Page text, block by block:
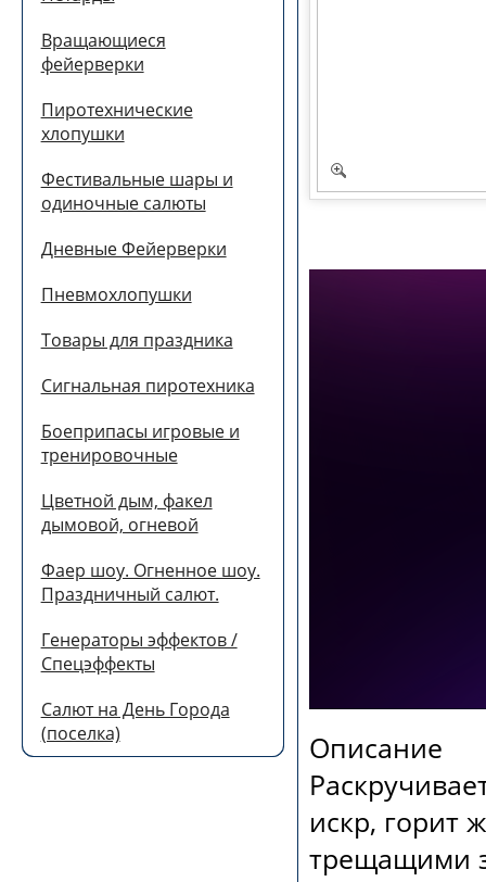
Вращающиеся
фейерверки
Пиротехнические
хлопушки
Фестивальные шары и
одиночные салюты
Дневные Фейерверки
Пневмохлопушки
Товары для праздника
Сигнальная пиротехника
Боеприпасы игровые и
тренировочные
Цветной дым, факел
дымовой, огневой
Фаер шоу. Огненное шоу.
Праздничный салют.
Генераторы эффектов /
Спецэффекты
Салют на День Города
(поселка)
Описание
искр, горит
трещащими